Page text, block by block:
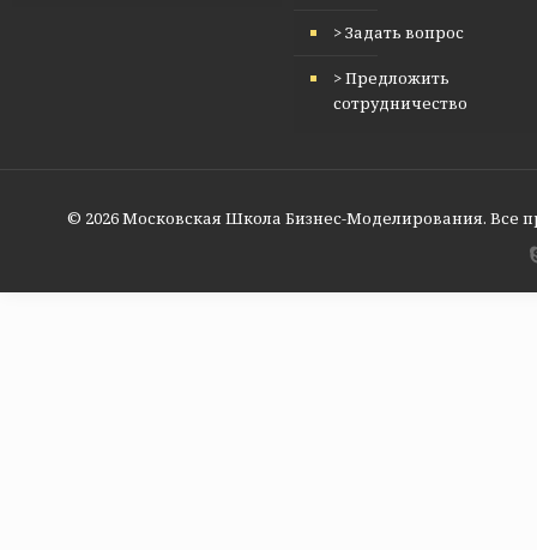
> Задать вопрос
> Предложить
сотрудничество
© 2026 Московская Школа Бизнес-Моделирования.